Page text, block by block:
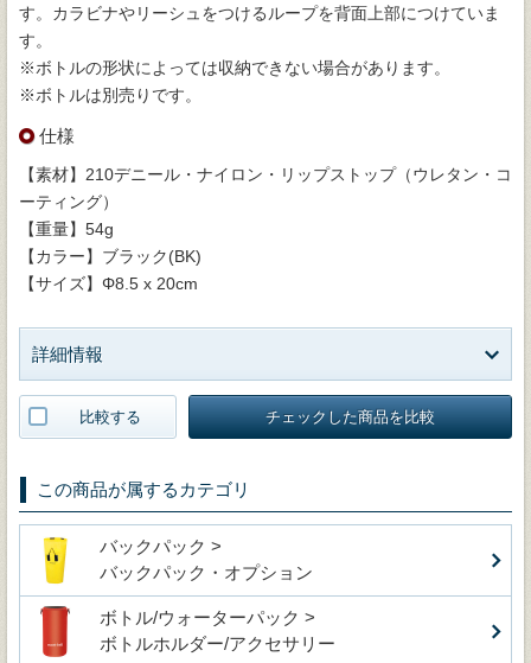
す。カラビナやリーシュをつけるループを背面上部につけていま
す。
※ボトルの形状によっては収納できない場合があります。
※ボトルは別売りです。
仕様
【素材】210デニール・ナイロン・リップストップ（ウレタン・コ
ーティング）
【重量】54g
【カラー】ブラック(BK)
【サイズ】Φ8.5 x 20cm
詳細情報
比較する チェックした商品を比較
この商品が属するカテゴリ
バックパック >
バックパック・オプション
ボトル/ウォーターパック >
ボトルホルダー/アクセサリー